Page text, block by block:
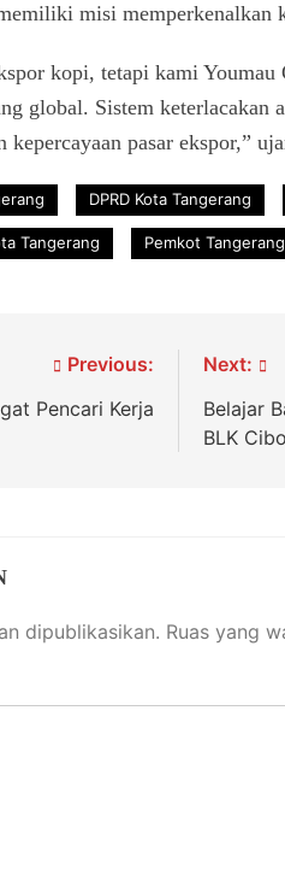
misi memperkenalkan
kopi, tetapi kami
global. Sistem keterlacakan
kepercayaan pasar ekspor,”
DPRD Kota Tangerang
Tangerang Pemkot Tangerang
Previous:
Pencari Kerja
Next:
Belajar
BLK
dipublikasikan. Ruas yang